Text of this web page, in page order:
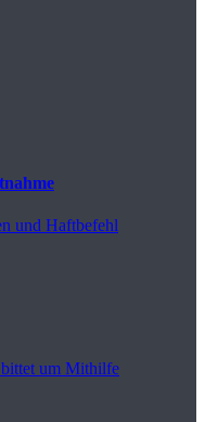
und Haftbefehl
um Mithilfe